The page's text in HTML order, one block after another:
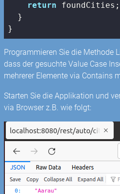
return foundCities;
  }
}
Programmieren Sie die Methode
dass der gesuchte Value Case
mehrerer Elemente via Contains
Starten Sie die Applikation und
via Browser z.B. wie folgt: